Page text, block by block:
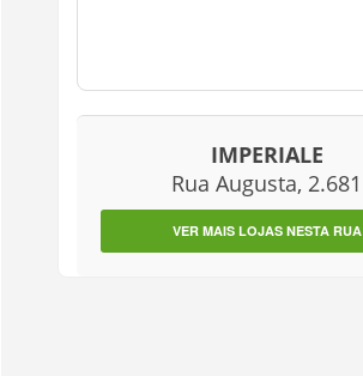
IMPERIALE
Rua Augusta, 2.681
VER MAIS LOJAS NESTA RUA